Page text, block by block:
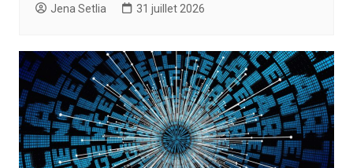
Jena Setlia 31 juillet 2026